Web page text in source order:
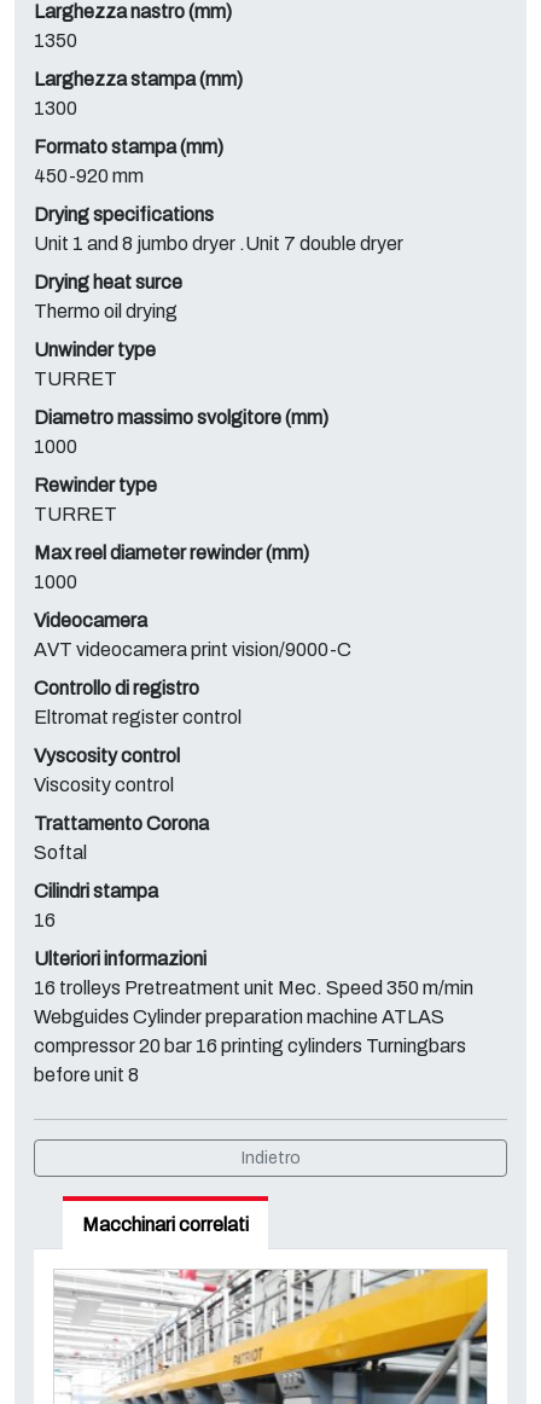
Larghezza nastro (mm)
1350
Larghezza stampa (mm)
1300
Formato stampa (mm)
450-920 mm
Drying specifications
Unit 1 and 8 jumbo dryer .Unit 7 double dryer
Drying heat surce
Thermo oil drying
Unwinder type
TURRET
Diametro massimo svolgitore (mm)
1000
Rewinder type
TURRET
Max reel diameter rewinder (mm)
1000
Videocamera
AVT videocamera print vision/9000-C
Controllo di registro
Eltromat register control
Vyscosity control
Viscosity control
Trattamento Corona
Softal
Cilindri stampa
16
Ulteriori informazioni
16 trolleys Pretreatment unit Mec. Speed 350 m/min
Webguides Cylinder preparation machine ATLAS
compressor 20 bar 16 printing cylinders Turningbars
before unit 8
Indietro
Macchinari correlati